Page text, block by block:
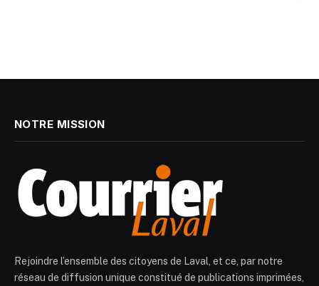
NOTRE MISSION
Rejoindre l’ensemble des citoyens de Laval, et ce, par notre
réseau de diffusion unique constitué de publications imprimées,